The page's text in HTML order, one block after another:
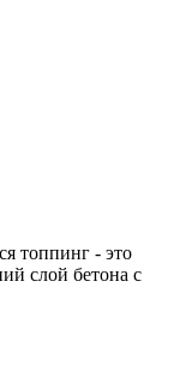
топпинг - это
слой бетона с